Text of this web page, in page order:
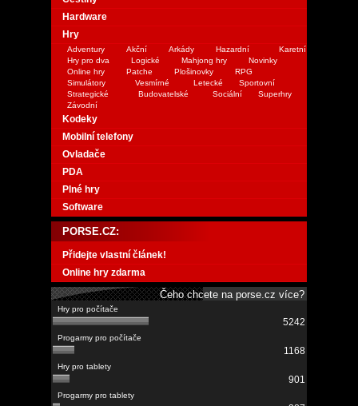
Hardware
Hry
Adventury Akční Arkády Hazardní
Karetní
Hry pro dva
Logické Mahjong hry
Novinky
Online hry
Patche Plošinovky
RPG
Simulátory
Vesmírné Letecké
Sportovní
Strategické
Budovatelské Sociální
Superhry
Závodní
Kodeky
Mobilní telefony
Ovladače
PDA
Plné hry
Software
PORSE.CZ:
Přidejte vlastní článek!
Online hry zdarma
Čeho chcete na porse.cz více?
5242
1168
901